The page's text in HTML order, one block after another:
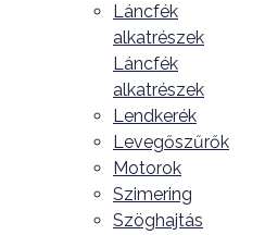
Láncfék
alkatrészek
Láncfék
alkatrészek
Lendkerék
Levegőszűrők
Motorok
Szimering
Szöghajtás